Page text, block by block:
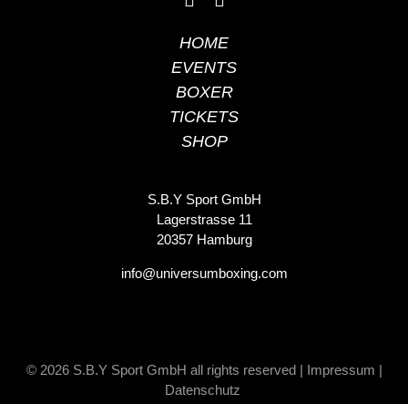
HOME
EVENTS
BOXER
TICKETS
SHOP
S.B.Y Sport GmbH
Lagerstrasse 11
20357 Hamburg
info@universumboxing.com
© 2026 S.B.Y Sport GmbH all rights reserved | Impressum |
Datenschutz